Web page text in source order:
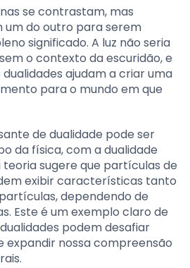
se contrastam, mas
do outro para serem
significado. A luz não seria
o contexto da escuridão, e
ajudam a criar uma
para o mundo em que
de dualidade pode ser
da física, com a dualidade
sugere que partículas de
exibir características tanto
dependendo de
Este é um exemplo claro de
podem desafiar
expandir nossa compreensão